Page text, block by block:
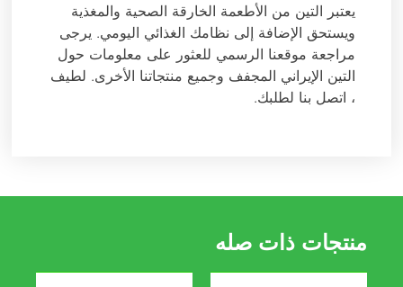
يعتبر التين من الأطعمة الخارقة الصحية والمغذية
ويستحق الإضافة إلى نظامك الغذائي اليومي. يرجى
مراجعة موقعنا الرسمي للعثور على معلومات حول
التين الإيراني المجفف وجميع منتجاتنا الأخرى. لطيف
، اتصل بنا لطلبك.
منتجات ذات صله